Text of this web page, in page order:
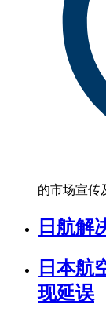
的市场宣传
日航解
日本航
现延误